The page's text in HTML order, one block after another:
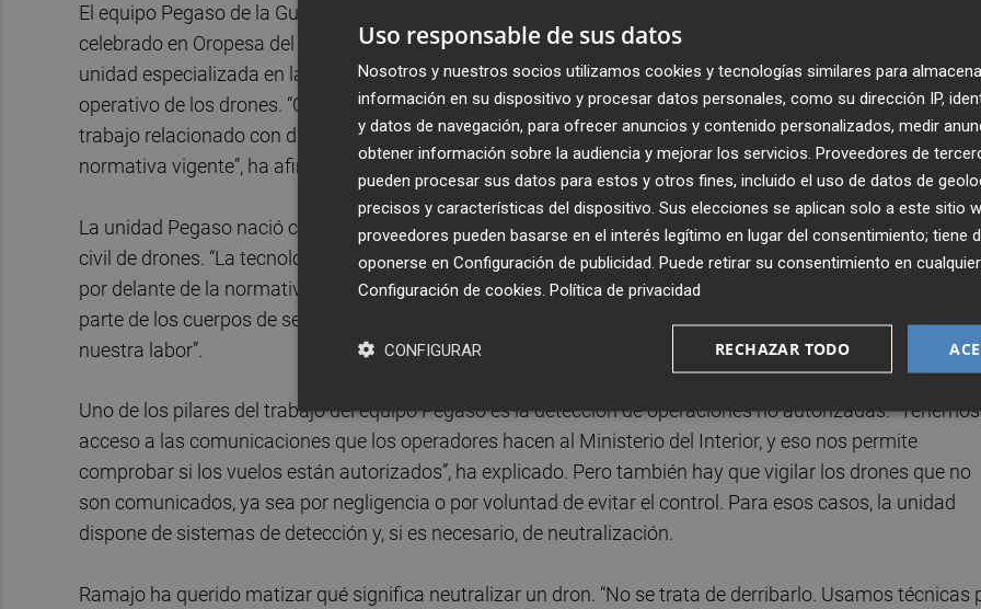
El equipo Pegaso de la Guardia Civil ha tenido una presencia destacada en el I Congreso Nacional de
celebrado en Oropesa del Mar. Su teniente jefa, Andrea Alba Ramajo, ha detallado las funciones de esta
unidad especializada en la supervisión del espacio aéreo y ha subrayado la creciente importancia del
operativo de los drones. “Con el desarrollo de esta tecnología, hemos tenido una notable elevación del
trabajo relacionado con drones, sobre todo en la supervisión de que se opere con seguridad y conforme a
normativa vigente”, ha afirmado.
La unidad Pegaso nació centrada en la aviación general y deportiva, pero ha evolucionado en paralelo al
civil de drones. “La tecnología avanza a un ritmo abismal, y eso nos plantea retos, porque muchas veces
por delante de la normativa”, ha reconocido Ramajo. Esta situación dificulta el control administrativo por
parte de los cuerpos de seguridad: “Aparecen nuevos tipos de uso que no están legislados, y eso complica
nuestra labor”.
Uno de los pilares del trabajo del equipo Pegaso es la detección de operaciones no autorizadas. “Tenemos
acceso a las comunicaciones que los operadores hacen al Ministerio del Interior, y eso nos permite
comprobar si los vuelos están autorizados”, ha explicado. Pero también hay que vigilar los drones que no
son comunicados, ya sea por negligencia o por voluntad de evitar el control. Para esos casos, la unidad
dispone de sistemas de detección y, si es necesario, de neutralización.
Ramajo ha querido matizar qué significa neutralizar un dron. “No se trata de derribarlo. Usamos técnicas
Uso responsable de sus datos
Nosotros y nuestros socios utilizamos cookies y tecnologías similares para
información en su dispositivo y procesar datos personales, como su dirección IP,
y datos de navegación, para ofrecer anuncios y contenido personalizados, medir
obtener información sobre la audiencia y mejorar los servicios. Proveedores de
pueden procesar sus datos para estos y otros fines, incluido el uso de datos de
precisos y características del dispositivo. Sus elecciones se aplican solo a este sitio
proveedores pueden basarse en el interés legítimo en lugar del consentimiento; tiene
oponerse en Configuración de publicidad . Puede retirar su consentimiento en
Configuración de cookies Política de privacidad
RECHAZAR TODO
CONFIGURAR